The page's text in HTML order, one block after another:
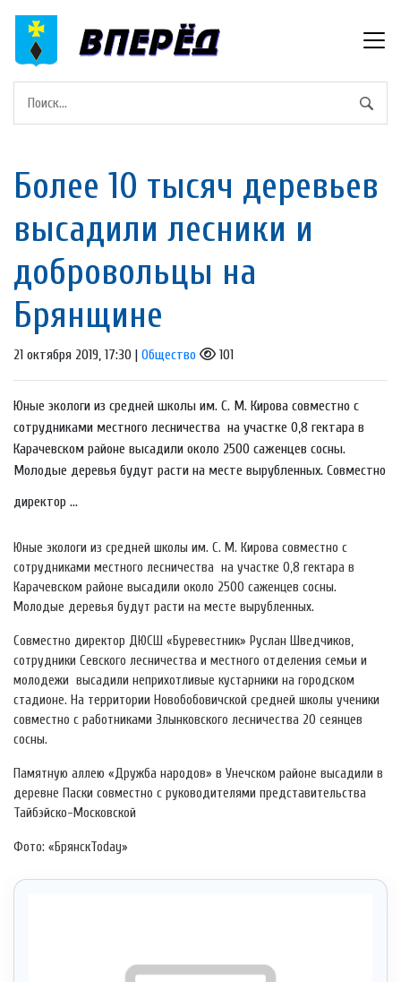
Более 10 тысяч деревьев
высадили лесники и
добровольцы на
Брянщине
21 октября 2019, 17:30 | Общество 101
Юные экологи из средней школы им. С. М. Кирова совместно с
сотрудниками местного лесничества на участке 0,8 гектара в
Карачевском районе высадили около 2500 саженцев сосны.
Молодые деревья будут расти на месте вырубленных. Совместно
директор ...
Юные экологи из средней школы им. С. М. Кирова совместно с
сотрудниками местного лесничества на участке 0,8 гектара в
Карачевском районе высадили около 2500 саженцев сосны.
Молодые деревья будут расти на месте вырубленных.
Совместно директор ДЮСШ «Буревестник» Руслан Шведчиков,
сотрудники Севского лесничества и местного отделения семьи и
молодежи высадили неприхотливые кустарники на городском
стадионе. На территории Новобобовичской средней школы ученики
совместно с работниками Злынковского лесничества 20 сеянцев
сосны.
Памятную аллею «Дружба народов» в Унечском районе высадили в
деревне Паски совместно с руководителями представительства
Тайбэйско-Московской
Фото: «БрянскToday»